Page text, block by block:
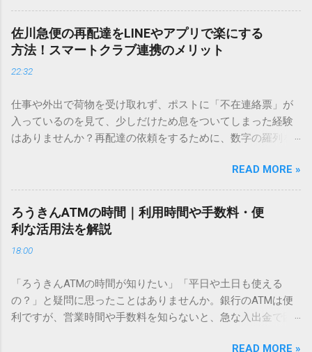
を使いますが、実はマウスで一画ずつ書くのは非効率です
し、似た漢字が多すぎて結局見つからないことも少なくあり
ません。 そこで今回は、IMEパッドを使わずに、特定のコー
ドを打ち込むだけで一瞬で旧字や外字、特殊記号を呼び出す
「文字コード入力」のテクニックを詳しく解説します。 この
必要はありません。 1. なぜ「変換」しても旧字・外字が出て
こないのか？ そもそも、なぜ普通の変換で出てこない漢字が
あるのでしょうか。その理由は、パソコンが文字を認識する
は、JIS規格（日本産業規格）によって「第1水準」「第2水
準」といった形で整理されています。しかし、人名や地名に
使われる非常に古い漢字（旧字）や、特定の組織だけで作ら
れた「外字」は、この一般的な変換リストに含まれていない
ン上のすべての文字には、いわば「住所」のような番号が割
り振られています。変換候補に出ない文字でも、この住所
（コード）を直接指定すれば、確実に呼び出すことができる
のです。 2. Windows標準機能！文字コードで漢字を出す「16
進数入力」 最も汎用性が高く、特別なソフトも不要なのが
佐川急便の再配達をLINEやアプリで楽にする
方法！スマートクラブ連携のメリット
22:32
仕事や外出で荷物を受け取れず、ポストに「不在連絡票」が
入っているのを見て、少しだけため息をついてしまった経験
はありませんか？再配達の依頼をするために、数字の羅列を
ことに申し訳なさを感じたりすることもあるかもしれませ
ん。 「もっとスムーズに、自分のタイミングで受け取りた
い」 「わざわざ電話をかけずに、スマホ一つで完結させた
い」 そんな願いを叶えてくれるのが、佐川急便の会員制サー
ビス「スマートクラブ」と、LINEや公式アプリの連携です。
これらを活用するだけで、再配達のストレスは驚くほど軽く
受け取り術と、連携による具体的なメリットを徹底解説しま
す。 佐川急便の再配達が劇的に変わる「スマートクラブ」と
は？ まず押さえておきたいのが、佐川急便の個人向け無料会
READ MORE »
ろうきんATMの時間｜利用時間や手数料・便
利な活用法を解説
18:00
「ろうきんATMの時間が知りたい」「平日や土日も使える
の？」と疑問に思ったことはありませんか。銀行のATMは便
利ですが、営業時間や手数料を知らないと、急な入出金で困
READ MORE »